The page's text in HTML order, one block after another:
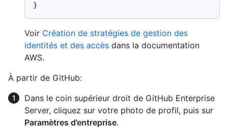
}
Voir Création de stratégies de gestion des
identités et des accès dans la documentation
AWS.
À partir de GitHub:
Dans le coin supérieur droit de GitHub Enterprise
Server, cliquez sur votre photo de profil, puis sur
Paramètres d’entreprise.